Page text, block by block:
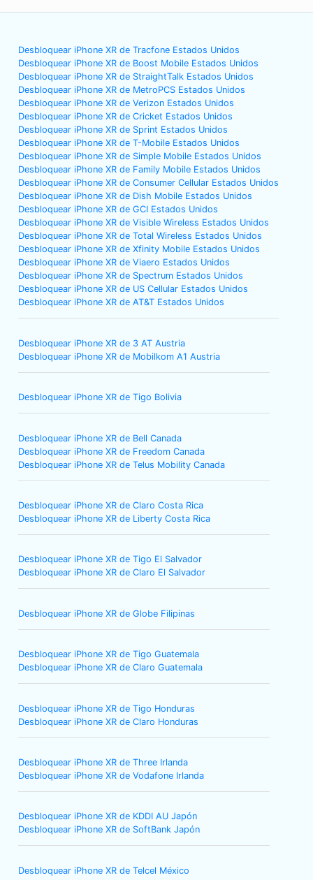
Desbloquear iPhone XR de Tracfone Estados Unidos
Desbloquear iPhone XR de Boost Mobile Estados Unidos
Desbloquear iPhone XR de StraightTalk Estados Unidos
Desbloquear iPhone XR de MetroPCS Estados Unidos
Desbloquear iPhone XR de Verizon Estados Unidos
Desbloquear iPhone XR de Cricket Estados Unidos
Desbloquear iPhone XR de Sprint Estados Unidos
Desbloquear iPhone XR de T-Mobile Estados Unidos
Desbloquear iPhone XR de Simple Mobile Estados Unidos
Desbloquear iPhone XR de Family Mobile Estados Unidos
Desbloquear iPhone XR de Consumer Cellular Estados Unidos
Desbloquear iPhone XR de Dish Mobile Estados Unidos
Desbloquear iPhone XR de GCI Estados Unidos
Desbloquear iPhone XR de Visible Wireless Estados Unidos
Desbloquear iPhone XR de Total Wireless Estados Unidos
Desbloquear iPhone XR de Xfinity Mobile Estados Unidos
Desbloquear iPhone XR de Viaero Estados Unidos
Desbloquear iPhone XR de Spectrum Estados Unidos
Desbloquear iPhone XR de US Cellular Estados Unidos
Desbloquear iPhone XR de AT&T Estados Unidos
Desbloquear iPhone XR de 3 AT Austria
Desbloquear iPhone XR de Mobilkom A1 Austria
Desbloquear iPhone XR de Tigo Bolivia
Desbloquear iPhone XR de Bell Canada
Desbloquear iPhone XR de Freedom Canada
Desbloquear iPhone XR de Telus Mobility Canada
Desbloquear iPhone XR de Claro Costa Rica
Desbloquear iPhone XR de Liberty Costa Rica
Desbloquear iPhone XR de Tigo El Salvador
Desbloquear iPhone XR de Claro El Salvador
Desbloquear iPhone XR de Globe Filipinas
Desbloquear iPhone XR de Tigo Guatemala
Desbloquear iPhone XR de Claro Guatemala
Desbloquear iPhone XR de Tigo Honduras
Desbloquear iPhone XR de Claro Honduras
Desbloquear iPhone XR de Three Irlanda
Desbloquear iPhone XR de Vodafone Irlanda
Desbloquear iPhone XR de KDDI AU Japón
Desbloquear iPhone XR de SoftBank Japón
Desbloquear iPhone XR de Telcel México